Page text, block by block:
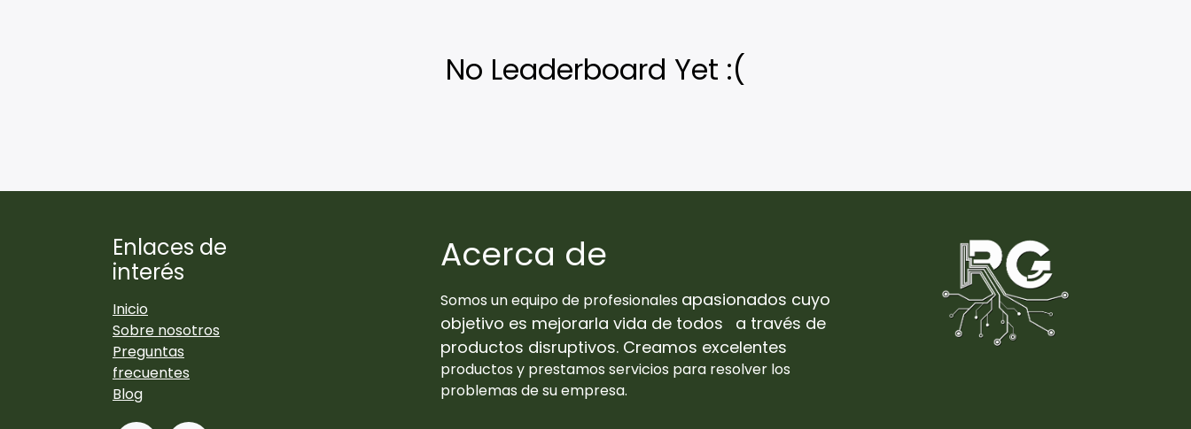
No Leaderboard Yet :(
Enlaces de
interés
Inicio
Sobre nosotros
Preguntas
frecuentes
Blog
Acerca de
Somos un equipo de profesionales apasionados cuyo
objetivo es mejorarla vida de todos
a través de
productos disruptivos. Creamos excelentes
productos y prestamos servicios para resolver los
problemas de su empresa.